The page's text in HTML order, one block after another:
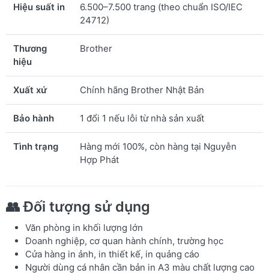
Hiệu suất in
6.500–7.500 trang (theo chuẩn ISO/IEC
24712)
Thương
hiệu
Brother
Xuất xứ Chính hãng Brother Nhật Bản
Bảo hành 1 đổi 1 nếu lỗi từ nhà sản xuất
Tình trạng
Hàng mới 100%, còn hàng tại Nguyễn
Hợp Phát
👥Đối tượng sử dụng
Văn phòng in khối lượng lớn
Doanh nghiệp, cơ quan hành chính, trường học
Cửa hàng in ảnh, in thiết kế, in quảng cáo
Người dùng cá nhân cần bản in A3 màu chất lượng cao